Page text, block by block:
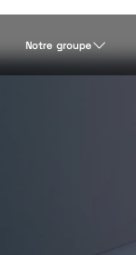
Notre groupe